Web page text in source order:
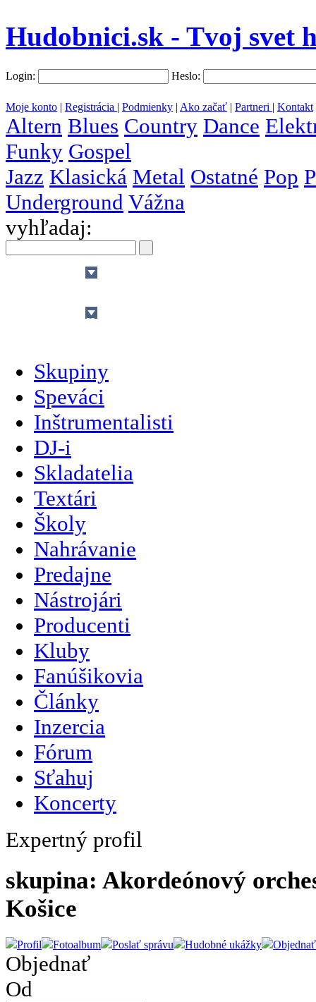
Hudobnici.sk - Tvoj svet
Login: Heslo:
Moje konto | Registrácia | Podmienky | Ako začať | Partneri | Kontakt
Altern Blues Country Dance
Funky Gospel
Jazz Klasická Metal Ostatné Pop
Underground Vážna
vyhľadaj:
slovenčina
Skupiny
Speváci
Inštrumentalisti
DJ-i
Skladatelia
Textári
Školy
Nahrávanie
Predajne
Nástrojári
Producenti
Kluby
Fanúšikovia
Články
Inzercia
Fórum
Sťahuj
Koncerty
Expertný profil
skupina: Akordeónový
Košice
Profil Fotoalbum Poslať správu Hudobné ukážky Objednať
Objednať
Od